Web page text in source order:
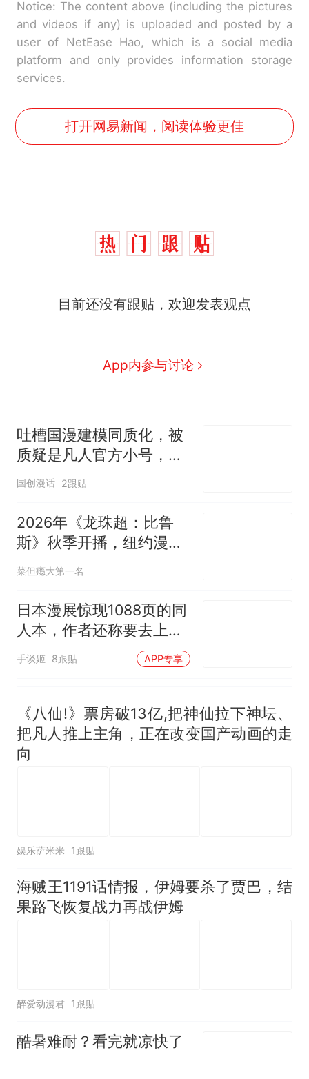
Notice: The content above (including the pictures
and videos if any) is uploaded and posted by a
user of NetEase Hao, which is a social media
platform and only provides information storage
services.
打开网易新闻，阅读体验更佳
目前还没有跟贴，欢迎发表观点
App内参与讨论
吐槽国漫建模同质化，被
质疑是凡人官方小号，UP
主发声自证
国创漫话 2跟贴
2026年《龙珠超：比鲁
斯》秋季开播，纽约漫展
或提前揭晓首播日期
菜但瘾大第一名
日本漫展惊现1088页的同
人本，作者还称要去上海
漫展
手谈姬 8跟贴 APP专享
《八仙!》票房破13亿,把神仙拉下神坛、
把凡人推上主角，正在改变国产动画的走
向
娱乐萨米米 1跟贴
海贼王1191话情报，伊姆要杀了贾巴，结
果路飞恢复战力再战伊姆
醉爱动漫君 1跟贴
酷暑难耐？看完就凉快了